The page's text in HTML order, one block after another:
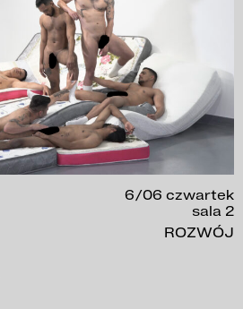
6/06 czwartek
sala 2
ROZWÓJ